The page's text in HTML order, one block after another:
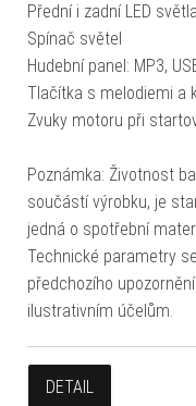
Přední i zadní LED světla
Spínač světel
Hudební panel: MP3,
Tlačítka s melodiemi a
Zvuky motoru při
Poznámka: Životnost
součástí výrobku, je
jedná o spotřební
Technické parametry
předchozího
ilustrativním účelům.
DETAIL